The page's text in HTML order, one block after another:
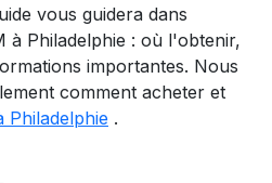
vous guidera dans
à Philadelphie : où l'obtenir,
importantes. Nous
comment acheter et
Philadelphie .